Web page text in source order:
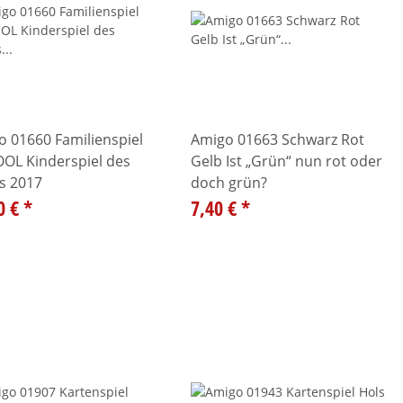
01660 Familienspiel
Kinderspiel des
2017
€*
Amigo 01663 Schwarz Rot
Gelb Ist „Grün“ nun rot oder
doch grün?
7,40 €*